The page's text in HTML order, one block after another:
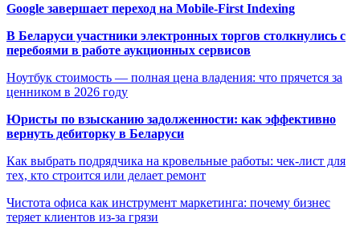
Google завершает переход на Mobile-First Indexing
В Беларуси участники электронных торгов столкнулись с
перебоями в работе аукционных сервисов
Ноутбук стоимость — полная цена владения: что прячется за
ценником в 2026 году
Юристы по взысканию задолженности: как эффективно
вернуть дебиторку в Беларуси
Как выбрать подрядчика на кровельные работы: чек-лист для
тех, кто строится или делает ремонт
Чистота офиса как инструмент маркетинга: почему бизнес
теряет клиентов из-за грязи